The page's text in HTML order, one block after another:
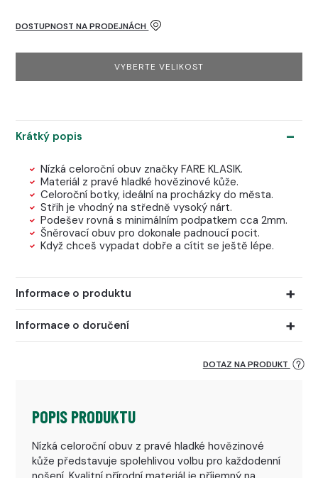
DOSTUPNOST NA PRODEJNÁCH
VYBERTE VELIKOST
Krátký popis
Nízká celoroční obuv značky FARE KLASIK.
Materiál z pravé hladké hovězinové kůže.
Celoroční botky, ideální na procházky do města.
Střih je vhodný na středně vysoký nárt.
Podešev rovná s minimálním podpatkem cca 2mm.
Šněrovací obuv pro dokonale padnoucí pocit.
Když chceš vypadat dobře a cítit se ještě lépe.
Informace o produktu
Informace o doručení
DOTAZ NA PRODUKT
POPIS PRODUKTU
Nízká celoroční obuv z pravé hladké hovězinové
kůže představuje spolehlivou volbu pro každodenní